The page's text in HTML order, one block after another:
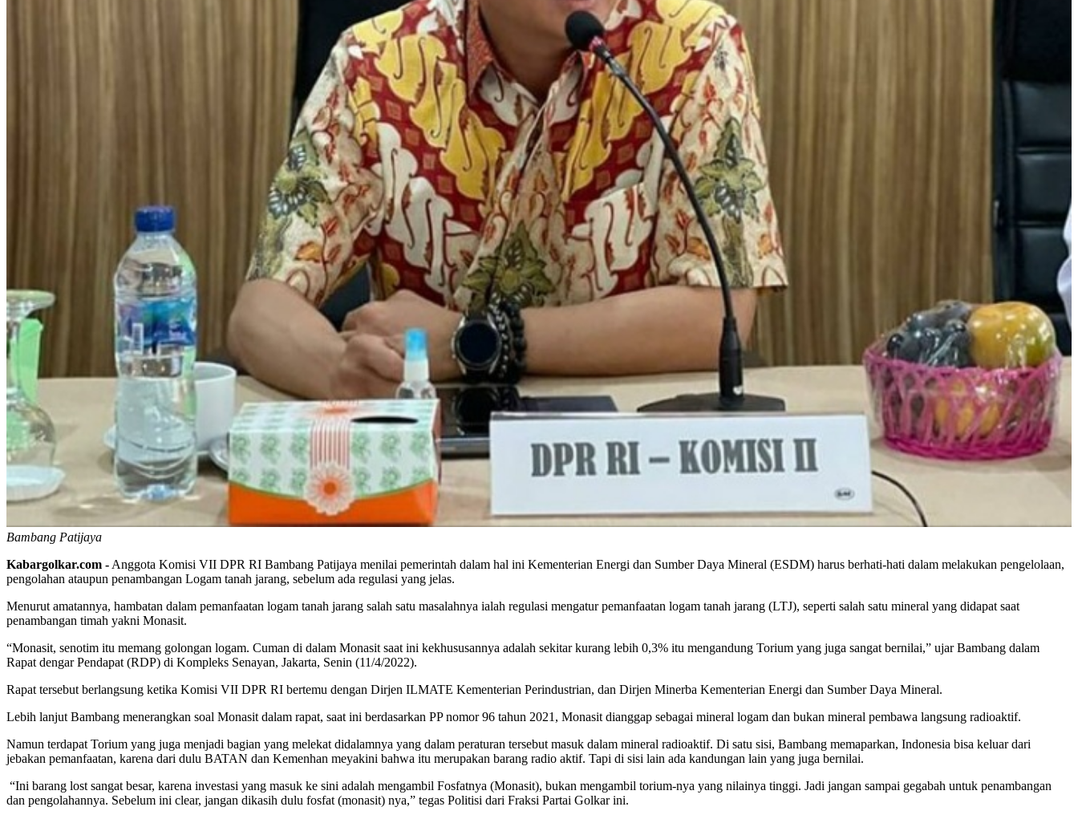
Bambang Patijaya
Kabargolkar.com - Anggota Komisi VII DPR RI Bambang Patijaya menilai pemerintah dalam hal ini Kementerian Energi dan Sumber Daya Mineral (ESDM) harus berhati-hati dalam melakukan pengelolaan,
pengolahan ataupun penambangan Logam tanah jarang, sebelum ada regulasi yang jelas.
Menurut amatannya, hambatan dalam pemanfaatan logam tanah jarang salah satu masalahnya ialah regulasi mengatur pemanfaatan logam tanah jarang (LTJ), seperti salah satu mineral yang didapat saat
penambangan timah yakni Monasit.
“Monasit, senotim itu memang golongan logam. Cuman di dalam Monasit saat ini kekhususannya adalah sekitar kurang lebih 0,3% itu mengandung Torium yang juga sangat bernilai,” ujar Bambang dalam
Rapat dengar Pendapat (RDP) di Kompleks Senayan, Jakarta, Senin (11/4/2022).
Rapat tersebut berlangsung ketika Komisi VII DPR RI bertemu dengan Dirjen ILMATE Kementerian Perindustrian, dan Dirjen Minerba Kementerian Energi dan Sumber Daya Mineral.
Lebih lanjut Bambang menerangkan soal Monasit dalam rapat, saat ini berdasarkan PP nomor 96 tahun 2021, Monasit dianggap sebagai mineral logam dan bukan mineral pembawa langsung radioaktif.
Namun terdapat Torium yang juga menjadi bagian yang melekat didalamnya yang dalam peraturan tersebut masuk dalam mineral radioaktif. Di satu sisi, Bambang memaparkan, Indonesia bisa keluar dari
jebakan pemanfaatan, karena dari dulu BATAN dan Kemenhan meyakini bahwa itu merupakan barang radio aktif. Tapi di sisi lain ada kandungan lain yang juga bernilai.
“Ini barang lost sangat besar, karena investasi yang masuk ke sini adalah mengambil Fosfatnya (Monasit), bukan mengambil torium-nya yang nilainya tinggi. Jadi jangan sampai gegabah untuk penambangan
dan pengolahannya. Sebelum ini clear, jangan dikasih dulu fosfat (monasit) nya,” tegas Politisi dari Fraksi Partai Golkar ini.